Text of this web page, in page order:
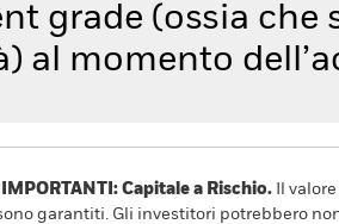
grade (ossia
al momento
Capitale a Rischio. Il
garantiti. Gli investitori potrebbero